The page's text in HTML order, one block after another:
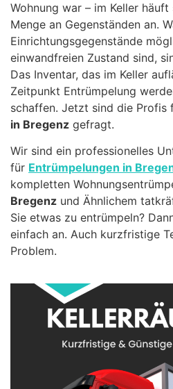
Wohnung war – im Keller
Menge an Gegenständen an.
Einrichtungsgegenstände
einwandfreien Zustand sind,
Das Inventar, das im Keller
Zeitpunkt Entrümpelung
schaffen. Jetzt sind die Profis
in Bregenz gefragt.
Wir sind ein professionelles
für Entrümpelungen in
kompletten
Bregenz und Ähnlichem
Sie etwas zu entrümpeln?
einfach an. Auch kurzfristige
Problem.